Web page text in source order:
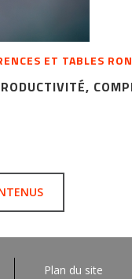
ET TABLES
Plan du site